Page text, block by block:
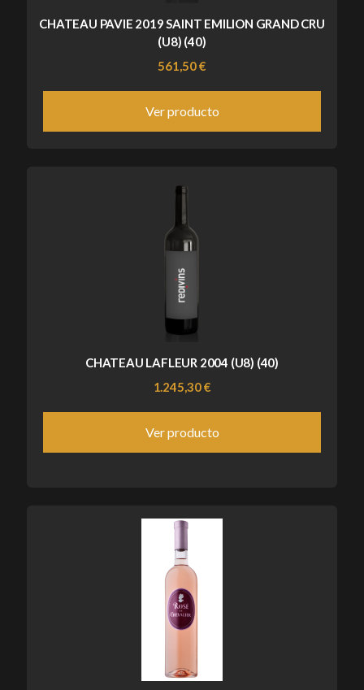
CHATEAU PAVIE 2019 SAINT EMILION GRAND CRU
(U8) (40)
561,50 €
Ver producto
CHATEAU LAFLEUR 2004 (U8) (40)
1.245,30 €
Ver producto